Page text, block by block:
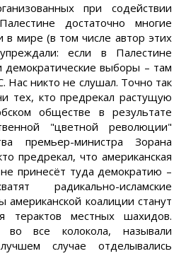
при содействии
достаточно многие
в мире (в том числе автор этих
если в Палестине
демократические выборы – там
Нас никто не слушал. Точно так
тех, кто предрекал растущую
обществе в результате
"цветной революции"
премьер-министра Зорана
предрекал, что американская
принесёт туда демократию –
радикально-исламские
американской коалиции станут
терактов местных шахидов.
во все колокола, называли
случае отделывались